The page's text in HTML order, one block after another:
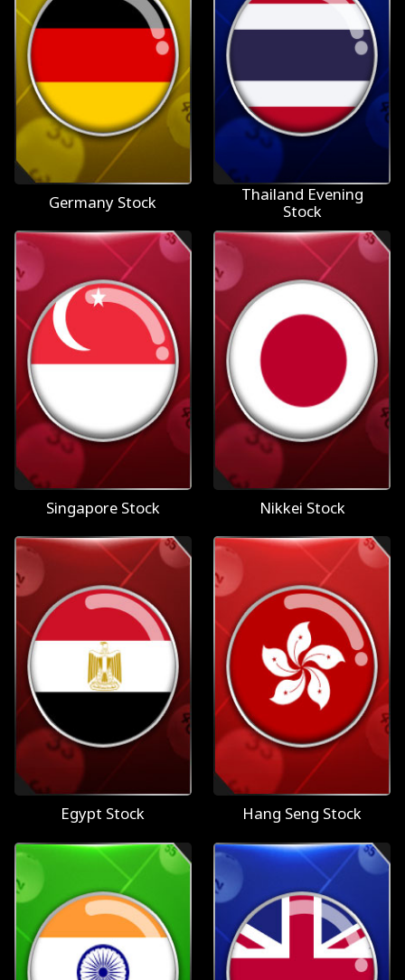
Germany Stock Thailand Evening
Stock
Singapore Stock Nikkei Stock
Egypt Stock Hang Seng Stock